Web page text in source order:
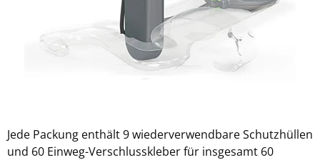
Jede Packung enthält 9 wiederverwendbare Schutzhüllen
und 60 Einweg-Verschlusskleber für insgesamt 60